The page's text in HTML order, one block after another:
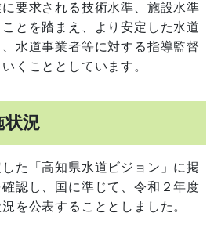
要求される技術水準、施設水準
とを踏まえ、より安定した水道
水道事業者等に対する指導監督
くこととしています。
状況
た「高知県水道ビジョン」に掲
認し、国に準じて、令和２年度
を公表することとしました。